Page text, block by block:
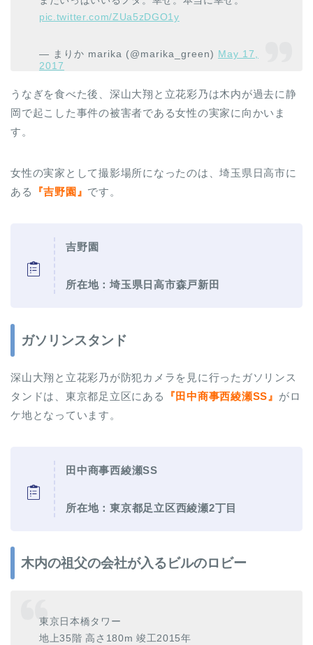
pic.twitter.com/ZUa5zDGO1y
— まりか marika (@marika_green) May 17,
2017
うなぎを食べた後、深山大翔と立花彩乃は木内が過去に静
岡で起こした事件の被害者である女性の実家に向かいま
す。
女性の実家として撮影場所になったのは、埼玉県日高市に
ある
『吉野園』 です。
吉野園
所在地：埼玉県日高市森戸新田
ガソリンスタンド
深山大翔と立花彩乃が防犯カメラを見に行ったガソリンス
タンドは、東京都足立区にある
『田中商事西綾瀬SS』 がロ
ケ地となっています。
田中商事西綾瀬SS
所在地：東京都足立区西綾瀬2丁目
木内の祖父の会社が入るビルのロビー
東京日本橋タワー
地上35階 高さ180m 竣工2015年